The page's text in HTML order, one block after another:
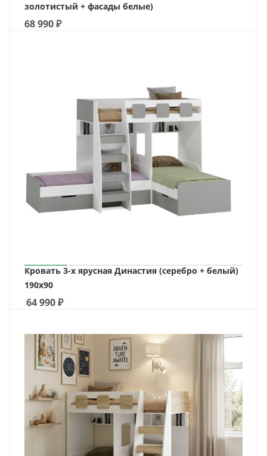
золотистый + фасады белые)
68 990₽
Кровать 3-х ярусная Династия (серебро + белый)
190х90
64 990₽